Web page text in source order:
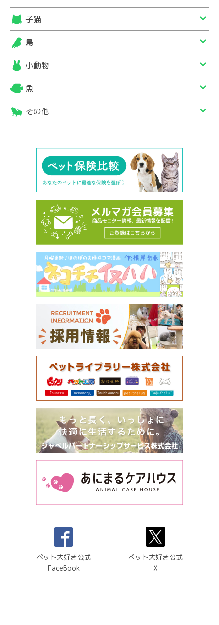
子猫
鳥
小動物
魚
その他
ペット大好き公式
FaceBook
ペット大好き公式
X